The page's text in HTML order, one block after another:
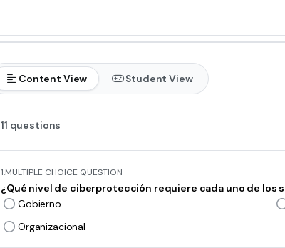
Content View Student View
11 questions
1.MULTIPLE CHOICE QUESTION
¿Qué nivel de ciberprotección requiere cada uno de los
Gobierno
Organizacional